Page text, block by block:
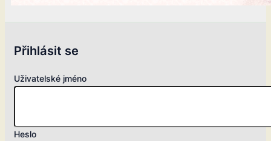
Přihlásit se
Uživatelské jméno
Heslo